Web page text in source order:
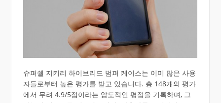
슈퍼쉘 지키리 하이브리드 범퍼 케이스는 이미 많은 사용
자들로부터 높은 평가를 받고 있습니다. 총 148개의 평가
에서 무려 4.9/5점이라는 압도적인 평점을 기록하며, 그